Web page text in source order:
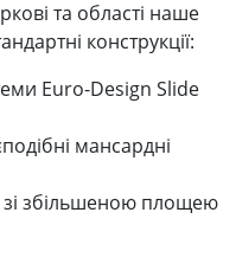
та області наше
конструкції:
Euro-Design Slide
мансардні
зі збільшеною площею